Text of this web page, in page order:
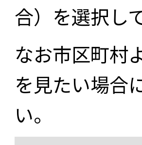
合）を選択し
なお市区町村
を見たい場合
い。